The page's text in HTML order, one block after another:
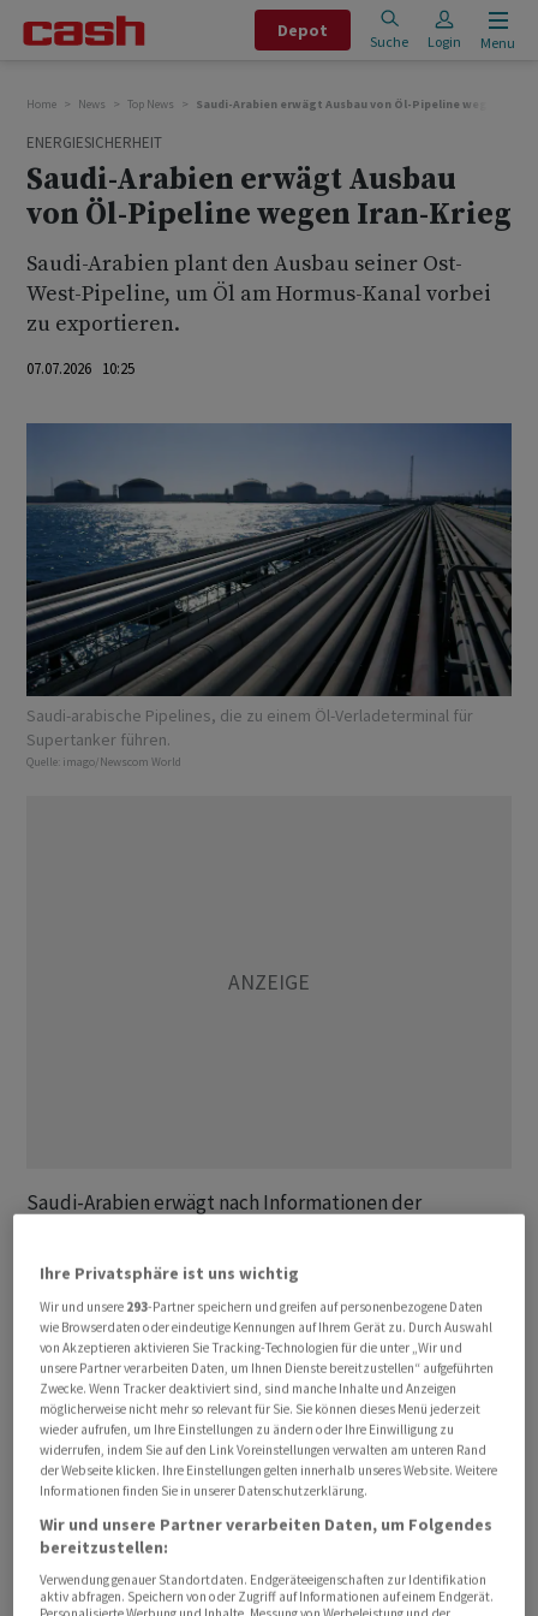
Depot
Suche Login Menu
Home News Top News Saudi-Arabien erwägt Ausbau von Öl-Pipeline wegen Iran-
ENERGIESICHERHEIT
Saudi-Arabien erwägt Ausbau
von Öl-Pipeline wegen Iran-Krieg
Saudi-Arabien plant den Ausbau seiner Ost-
West-Pipeline, um Öl am Hormus-Kanal vorbei
zu exportieren.
07.07.2026 10:25
Saudi-arabische Pipelines, die zu einem Öl-Verladeterminal für
Supertanker führen.
Quelle: imago/Newscom World
Saudi-Arabien erwägt nach Informationen der
wichtigen Ost-West-Pipeline zum Roten Meer. Ziel sei
Hormus ‌exportieren zu ⁠können, sagten fünf mit der
Angelegenheit vertraute Insider. Das Königreich führe
anfängliche Gespräche mit einigen seiner
⁠Nachbarländer über eine Kapazitätserweiterung der
Leitung um bis zu zwei Millionen Barrel pro Tag (bpd).
Der Ausbau würde jedoch Milliarden Dollar ‌kosten und
Jahre in Anspruch nehmen, gab einer der Insider ‌zu
Bedenken.
Anlass für die Überlegungen ist der ​Ende Februar von
Ihre Privatsphäre ist uns wichtig
Wir und unsere 293-Partner speichern und greifen auf personenbezogene Daten
wie Browserdaten oder eindeutige Kennungen auf Ihrem Gerät zu. Durch Auswahl
von Akzeptieren aktivieren Sie Tracking-Technologien für die unter „Wir und
unsere Partner verarbeiten Daten, um Ihnen Dienste bereitzustellen“ aufgeführten
Zwecke. Wenn Tracker deaktiviert sind, sind manche Inhalte und Anzeigen
möglicherweise nicht mehr so relevant für Sie. Sie können dieses Menü jederzeit
wieder aufrufen, um Ihre Einstellungen zu ändern oder Ihre Einwilligung zu
widerrufen, indem Sie auf den Link Voreinstellungen verwalten am unteren Rand
der Webseite klicken. Ihre Einstellungen gelten innerhalb unseres Website. Weitere
Informationen finden Sie in unserer Datenschutzerklärung.
Wir und unsere Partner verarbeiten Daten, um Folgendes
bereitzustellen:
Verwendung genauer Standortdaten. Endgeräteeigenschaften zur Identifikation
aktiv abfragen. Speichern von oder Zugriff auf Informationen auf einem Endgerät.